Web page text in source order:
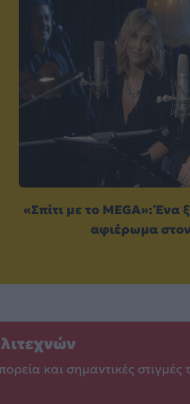
«Σπίτι με το MEGA»: Ένα
αφιέρωμα
και σημαντικές στιγμές